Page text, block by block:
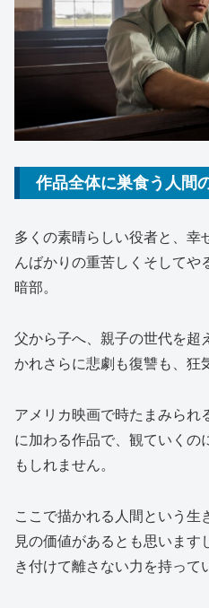
作品全体に巣食う人間
多くの素晴らしい役者と、幸
んばかりの重苦しくそしてや
暗部。
父から子へ、親子の世代を超
かれさらに悲劇も復讐も、狂
アメリカ映画で時たまみられ
に加わる作品で、観ていくの
もしれません。
ここで描かれる人間という生
見の価値があるとも思いま
き付けて離さない力を持って